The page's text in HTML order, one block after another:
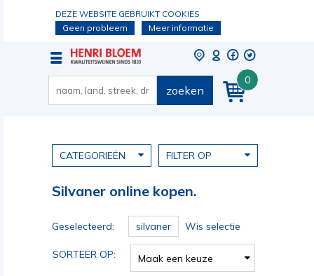
DEZE WEBSITE GEBRUIKT COOKIES
Geen probleem
Meer informatie
0
zoeken
CATEGORIEËN FILTER OP
Silvaner online kopen.
Geselecteerd: silvaner Wis selectie
SORTEER OP: Maak een keuze